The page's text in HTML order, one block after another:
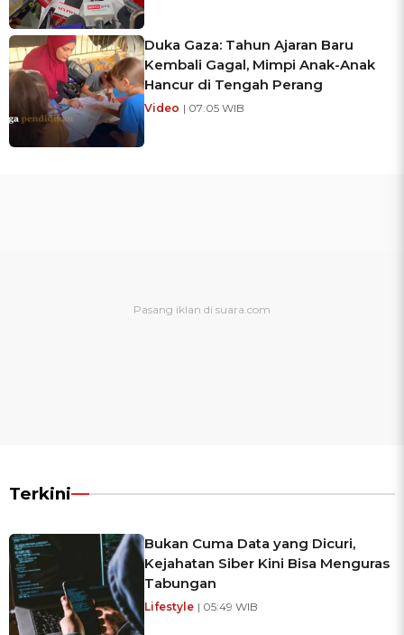
Duka Gaza: Tahun Ajaran Baru
Kembali Gagal, Mimpi Anak-Anak
Hancur di Tengah Perang
Video | 07:05 WIB
Terkini
Bukan Cuma Data yang Dicuri,
Kejahatan Siber Kini Bisa Menguras
Tabungan
Lifestyle | 05:49 WIB